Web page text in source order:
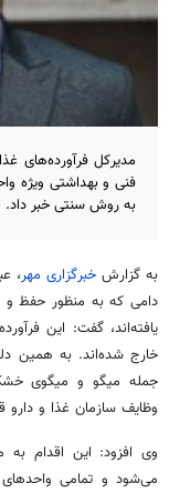
مدیرکل فرآورده‌های
فنی و بهداشتی ویژه
به روش سنتی خبر داد.
به گزارشخبرگزاری مهر،
دامی که به منظور حفظ و
یافته‌اند، گفت: این
خارج شده‌اند. به همین
جمله میگو و میگوی
وظایف سازمان غذا و دارو
وی افزود: این اقدام
می‌شود و تمامی